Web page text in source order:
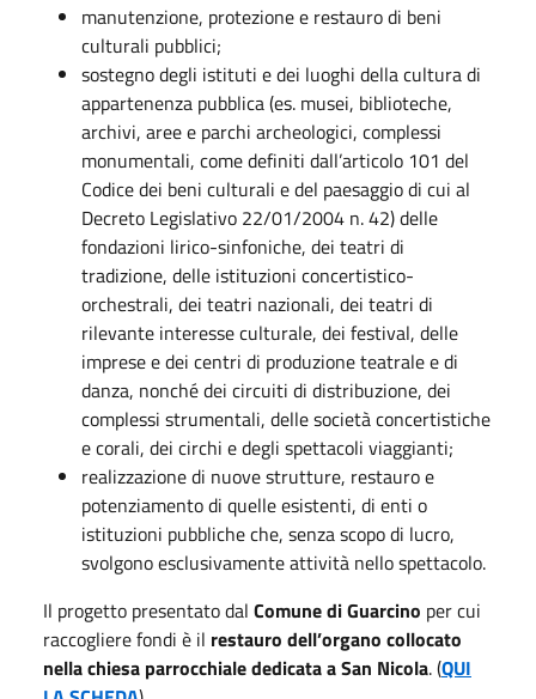
manutenzione, protezione e restauro di beni
culturali pubblici;
sostegno degli istituti e dei luoghi della cultura di
appartenenza pubblica (es. musei, biblioteche,
archivi, aree e parchi archeologici, complessi
monumentali, come definiti dall’articolo 101 del
Codice dei beni culturali e del paesaggio di cui al
Decreto Legislativo 22/01/2004 n. 42) delle
fondazioni lirico-sinfoniche, dei teatri di
tradizione, delle istituzioni concertistico-
orchestrali, dei teatri nazionali, dei teatri di
rilevante interesse culturale, dei festival, delle
imprese e dei centri di produzione teatrale e di
danza, nonché dei circuiti di distribuzione, dei
complessi strumentali, delle società concertistiche
e corali, dei circhi e degli spettacoli viaggianti;
realizzazione di nuove strutture, restauro e
potenziamento di quelle esistenti, di enti o
istituzioni pubbliche che, senza scopo di lucro,
svolgono esclusivamente attività nello spettacolo.
Il progetto presentato dal Comune di Guarcino per cui
raccogliere fondi è il restauro dell’organo collocato
nella chiesa parrocchiale dedicata a San Nicola. (QUI